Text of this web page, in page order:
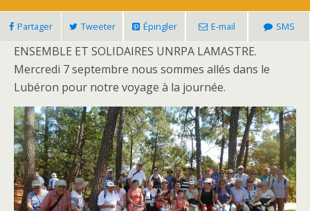
Partager Tweeter Épingler E-mail SMS
ENSEMBLE ET SOLIDAIRES UNRPA LAMASTRE.
Mercredi 7 septembre nous sommes allés dans le
Lubéron pour notre voyage à la journée.